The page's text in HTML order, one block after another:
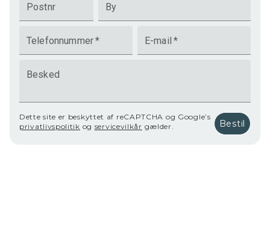
Postnr By
Telefonnummer* E-mail *
Besked
Dette site er beskyttet af reCAPTCHA og Google’s
privatlivspolitik og servicevilkår gælder. Bestil